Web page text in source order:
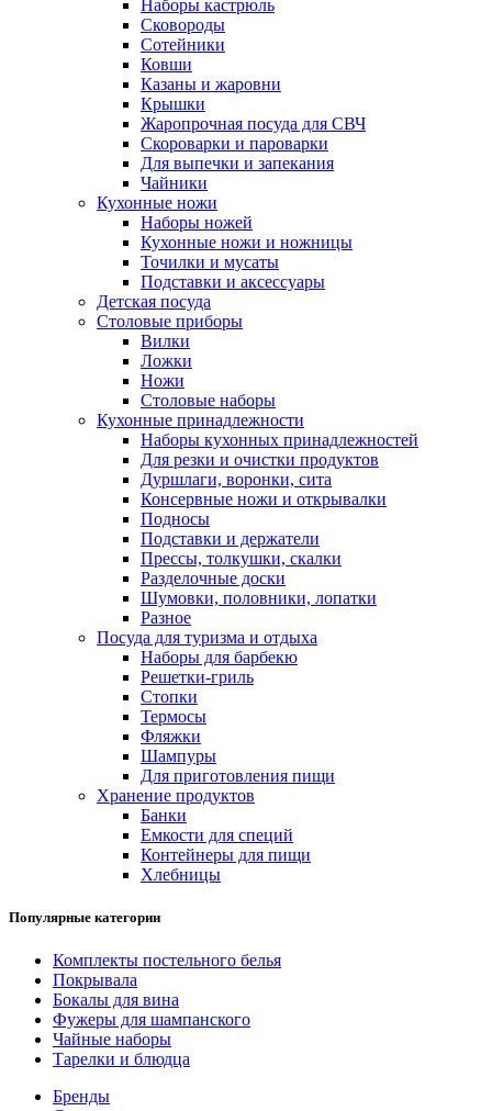
Наборы кастрюль
Сковороды
Сотейники
Ковши
Казаны и жаровни
Крышки
Жаропрочная посуда для СВЧ
Скороварки и пароварки
Для выпечки и запекания
Чайники
Кухонные ножи
Наборы ножей
Кухонные ножи и ножницы
Точилки и мусаты
Подставки и аксессуары
Детская посуда
Столовые приборы
Вилки
Ложки
Ножи
Столовые наборы
Кухонные принадлежности
Наборы кухонных принадлежностей
Для резки и очистки продуктов
Дуршлаги, воронки, сита
Консервные ножи и открывалки
Подносы
Подставки и держатели
Прессы, толкушки, скалки
Разделочные доски
Шумовки, половники, лопатки
Разное
Посуда для туризма и отдыха
Наборы для барбекю
Решетки-гриль
Стопки
Термосы
Фляжки
Шампуры
Для приготовления пищи
Хранение продуктов
Банки
Емкости для специй
Контейнеры для пищи
Хлебницы
Популярные категории
Комплекты постельного белья
Покрывала
Бокалы для вина
Фужеры для шампанского
Чайные наборы
Тарелки и блюдца
Бренды